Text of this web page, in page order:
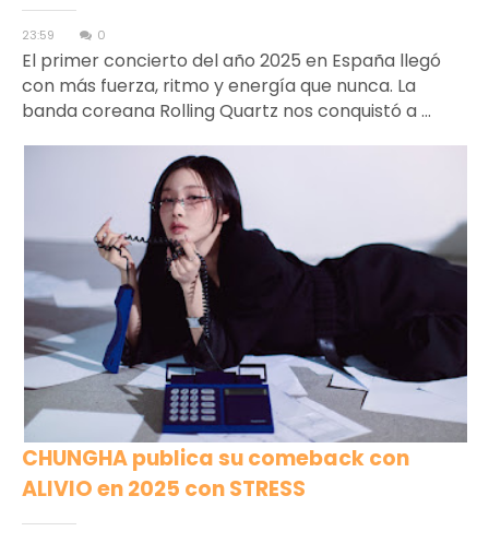
23:59 0
El primer concierto del año 2025 en España llegó
con más fuerza, ritmo y energía que nunca. La
banda coreana Rolling Quartz nos conquistó a ...
CHUNGHA publica su comeback con
ALIVIO en 2025 con STRESS